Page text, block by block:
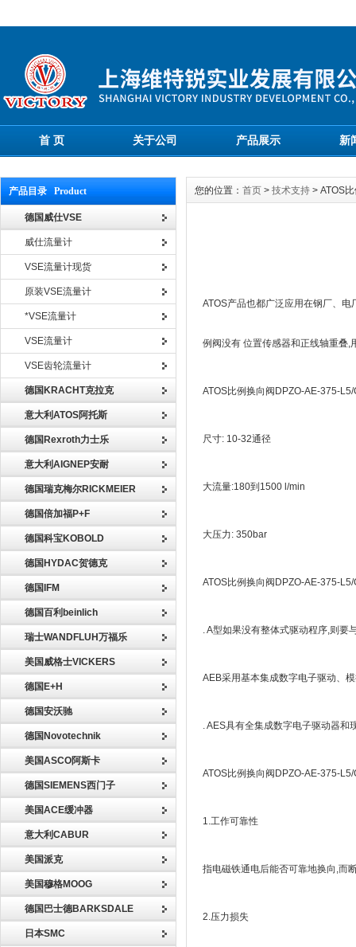
首 页 关于公司 产品展示 新
产品目录 Product
德国威仕VSE
威仕流量计
VSE流量计现货
原装VSE流量计
*VSE流量计
VSE流量计
VSE齿轮流量计
德国KRACHT克拉克
意大利ATOS阿托斯
德国Rexroth力士乐
意大利AIGNEP安耐
德国瑞克梅尔RICKMEIER
德国倍加福P+F
德国科宝KOBOLD
德国HYDAC贺德克
德国IFM
德国百利beinlich
瑞士WANDFLUH万福乐
美国威格士VICKERS
德国E+H
德国安沃驰
德国Novotechnik
美国ASCO阿斯卡
德国SIEMENS西门子
美国ACE缓冲器
意大利CABUR
美国派克
美国穆格MOOG
德国巴士德BARKSDALE
日本SMC
您的位置： 首页 > 技术支持 > ATOS
ATOS产品也都广泛应用在钢厂、
例阀没有 位置传感器和正线轴重叠,
ATOS比例换向阀DPZO-AE-375-
尺寸: 10-32通径
大流量:180到1500 l/min
大压力: 350bar
ATOS比例换向阀DPZO-AE-375-
. A型如果没有整体式驱动程序,则要
AEB采用基本集成数字电子驱动、
. AES具有全集成数字电子驱动器
ATOS比例换向阀DPZO-AE-375-
1.工作可靠性
指电磁铁通电后能否可靠地换向,而
2.压力损失